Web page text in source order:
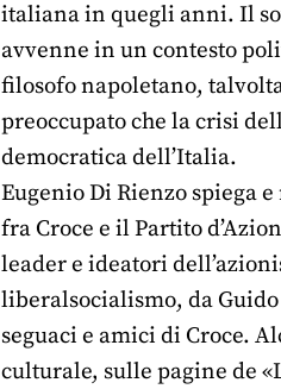
italiana in quegli anni. Il
avvenne in un contesto
filosofo napoletano,
preoccupato che la crisi
democratica dell’Italia.
Eugenio Di Rienzo spiega
fra Croce e il Partito
leader e ideatori
liberalsocialismo, da
seguaci e amici di Croce.
culturale, sulle pagine de